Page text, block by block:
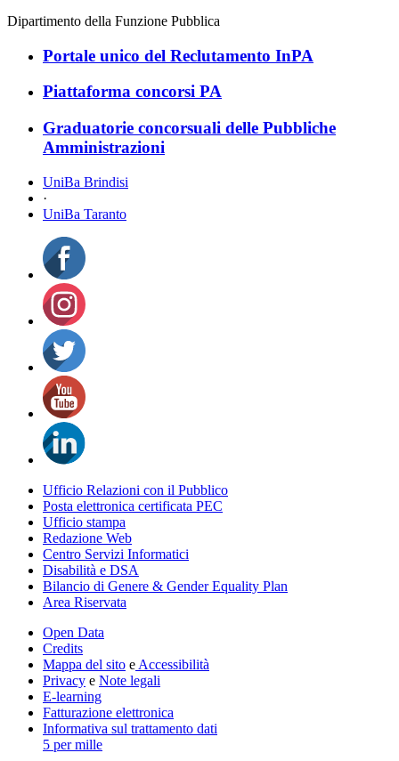
Dipartimento della Funzione Pubblica
Portale unico del Reclutamento InPA
Piattaforma concorsi PA
Graduatorie concorsuali delle Pubbliche
Amministrazioni
UniBa Brindisi
·
UniBa Taranto
Ufficio Relazioni con il Pubblico
Posta elettronica certificata PEC
Ufficio stampa
Redazione Web
Centro Servizi Informatici
Disabilità e DSA
Bilancio di Genere & Gender Equality Plan
Area Riservata
Open Data
Credits
Mappa del sito e Accessibilità
Privacy e Note legali
E-learning
Fatturazione elettronica
Informativa sul trattamento dati
5 per mille